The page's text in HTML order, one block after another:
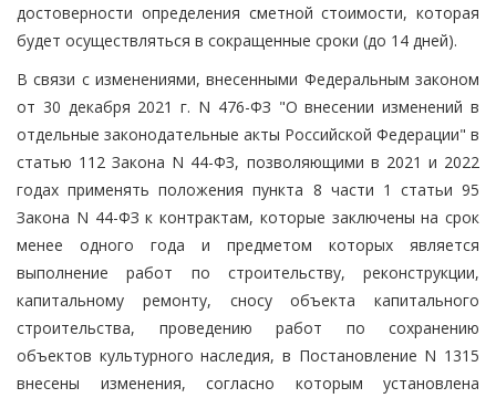
достоверности определения сметной стоимости, которая
будет осуществляться в сокращенные сроки (до 14 дней).
В связи с изменениями, внесенными Федеральным законом
от 30 декабря 2021 г. N 476-ФЗ "О внесении изменений в
отдельные законодательные акты Российской Федерации" в
статью 112 Закона N 44-ФЗ, позволяющими в 2021 и 2022
годах применять положения пункта 8 части 1 статьи 95
Закона N 44-ФЗ к контрактам, которые заключены на срок
менее одного года и предметом которых является
выполнение работ по строительству, реконструкции,
капитальному ремонту, сносу объекта капитального
строительства, проведению работ по сохранению
объектов культурного наследия, в Постановление N 1315
внесены изменения, согласно которым установлена